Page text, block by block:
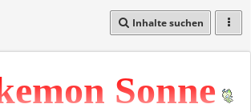
Inhalte suchen
Sonne